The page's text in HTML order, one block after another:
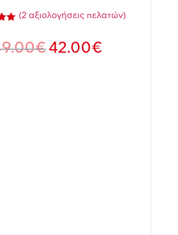
με
(2αξιολογήσεις πελατών)
€42.00€